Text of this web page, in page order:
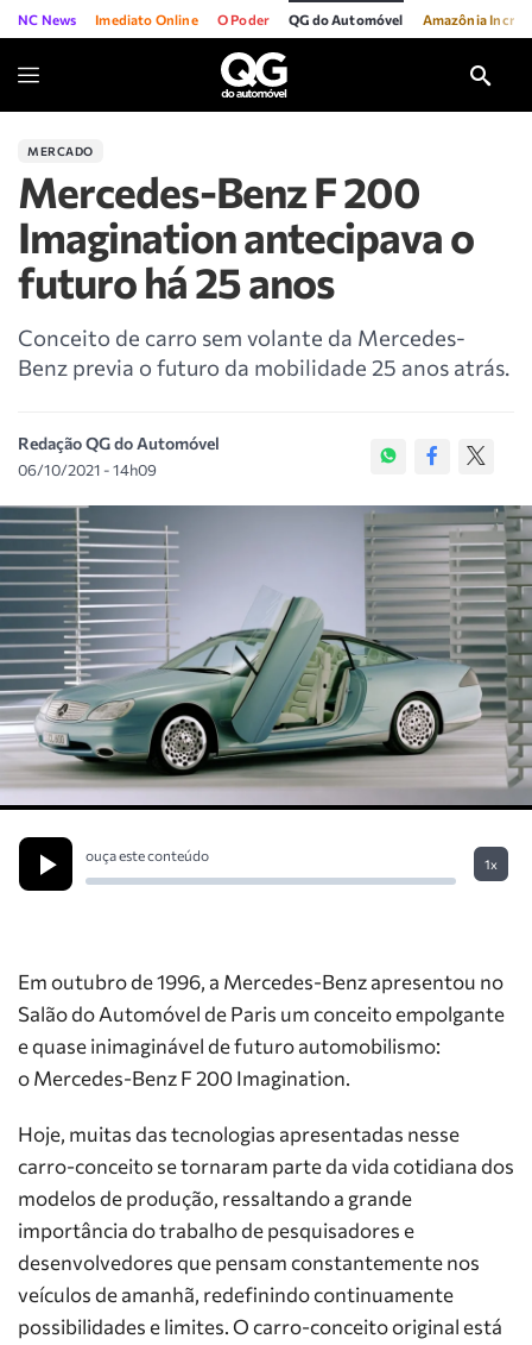
NC News Imediato Online O Poder QG do Automóvel Amazônia
MERCADO
Mercedes-Benz F 200
Imagination antecipava o
futuro há 25 anos
Conceito de carro sem volante da Mercedes-
Benz previa o futuro da mobilidade 25 anos atrás.
Redação QG do Automóvel
06/10/2021 - 14h09
ouça este conteúdo
1x
Em outubro de 1996, a Mercedes-Benz apresentou no
Salão do Automóvel de Paris um conceito empolgante
e quase inimaginável de futuro automobilismo:
o Mercedes-Benz F 200 Imagination.
Hoje, muitas das tecnologias apresentadas nesse
carro-conceito se tornaram parte da vida cotidiana dos
modelos de produção, ressaltando a grande
importância do trabalho de pesquisadores e
desenvolvedores que pensam constantemente nos
veículos de amanhã, redefinindo continuamente
possibilidades e limites. O carro-conceito original está